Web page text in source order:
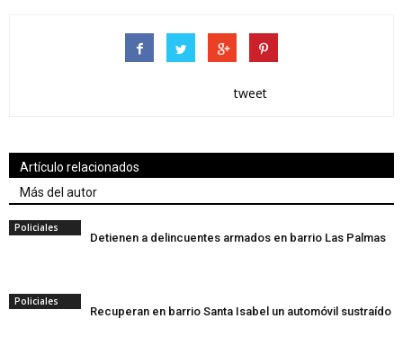
tweet
Artículo relacionados
Más del autor
Policiales
Detienen a delincuentes armados en barrio Las Palmas
Policiales
Recuperan en barrio Santa Isabel un automóvil sustraído